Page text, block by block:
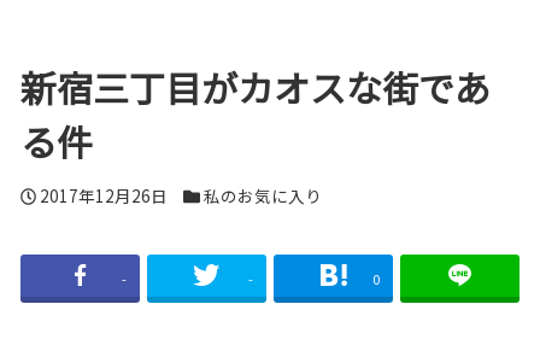
新宿三丁目がカオスな街であ
る件
投
2017年12月26日
カ
ゴ
リ
私のお気に入り
- - 0